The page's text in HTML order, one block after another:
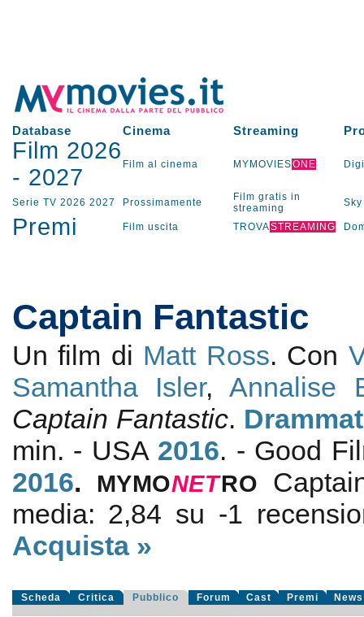
Database Cinema Streaming
Film 2026
- 2027 Film al cinema MYMOVIESONE
Serie TV 2026 2027 Prossimamente
Film gratis in
streaming
Sky
Premi Film uscita TROVASTREAMING
Captain Fantastic
Un film di Matt Ross. Con
Samantha Isler,Annalise
Captain Fantastic.
min. - USA 2016. - Good
2016. MYMONETRO
media: 2,84 su -1
Acquista »
Scheda Critica Pubblico Forum Cast Premi News